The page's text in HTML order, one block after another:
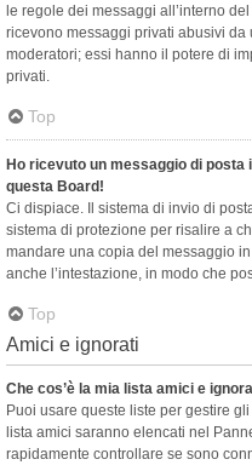
le regole dei messaggi all’interno
ricevono messaggi privati ​​abusivi
moderatori; essi hanno il potere di
privati​​.
Top
Ho ricevuto un messaggio di
questa Board!
Ci dispiace. Il sistema di invio di
sistema di protezione per risalire a
mandare una copia del messaggio
anche l’intestazione, in modo che
Top
Amici e ignorati
Che cos’è la mia lista amici e
Puoi usare queste liste per gestire
lista amici saranno elencati nel
rapidamente controllare se sono